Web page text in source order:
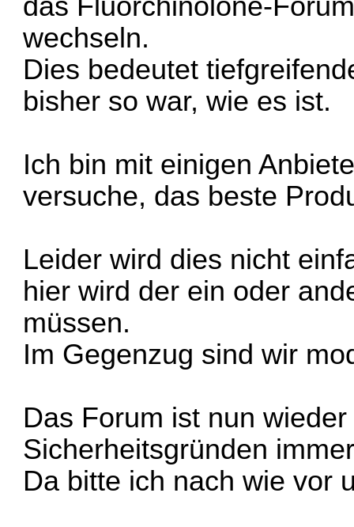
wechseln.
Dies bedeutet
bisher so war, wie es ist.
Ich bin mit einigen
versuche, das beste
Leider wird dies nicht
hier wird der ein oder
müssen.
Im Gegenzug sind wir
Das Forum ist nun
Sicherheitsgründen
Da bitte ich nach wie vor